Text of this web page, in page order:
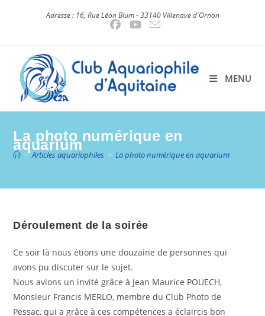
Adresse : 16, Rue Léon Blum - 33140 Villenave d'Ornon
MENU
La photo numérique en
aquarium
> Articles aquariophiles > La photo numérique en aquarium
Déroulement de la soirée
Ce soir là nous étions une douzaine de personnes qui
avons pu discuter sur le sujet.
Nous avions un invité grâce à Jean Maurice POUECH,
Monsieur Francis MERLO, membre du Club Photo de
Pessac, qui a grâce à ces compétences a éclaircis bon